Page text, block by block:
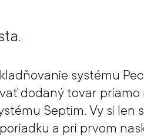
.
systému
dodaný tovar priamo
Septim. Vy si len
a pri prvom